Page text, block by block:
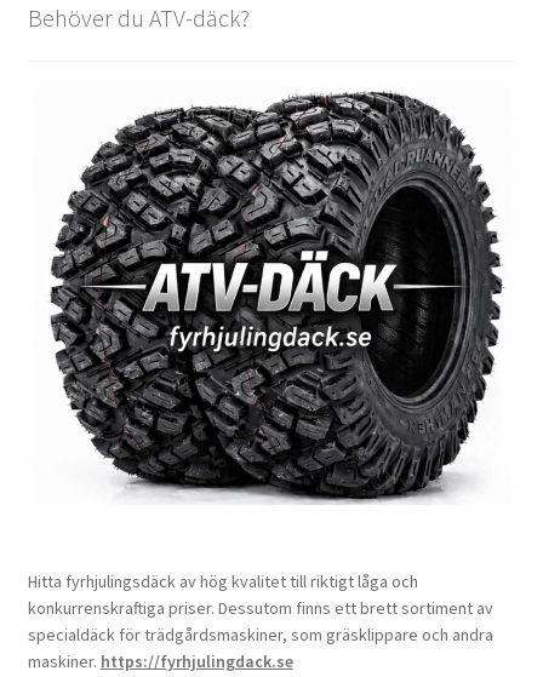
Behöver du ATV-däck?
Hitta fyrhjulingsdäck av hög kvalitet till riktigt låga och
konkurrenskraftiga priser. Dessutom finns ett brett sortiment av
specialdäck för trädgårdsmaskiner, som gräsklippare och andra
maskiner. https://fyrhjulingdack.se